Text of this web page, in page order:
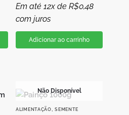
Em até 12x de R$0,48
com juros
Adicionar ao carrinho
Não Disponível
ALIMENTAÇÃO,SEMENTE